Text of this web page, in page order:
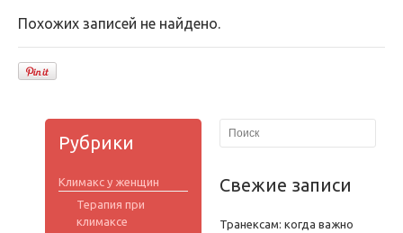
Похожих записей не найдено.
Рубрики
Климакс у женщин
Терапия при
климаксе
Свежие записи
Транексам: когда важно